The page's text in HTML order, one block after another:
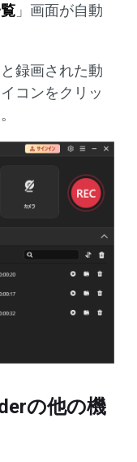
」画面が自動
録画された動
コンをクリッ
の他の機